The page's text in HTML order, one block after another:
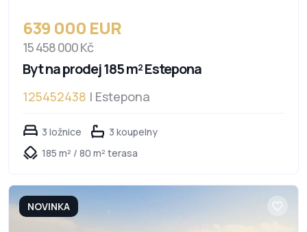
639 000 EUR
15 458 000 Kč
Byt na prodej 185 m² Estepona
125452438 | Estepona
3 ložnice
3 koupelny
185 m² / 80 m² terasa
NOVINKA